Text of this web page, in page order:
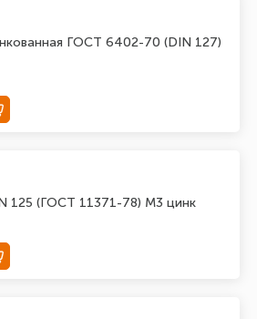
ГОСТ 6402-70 (DIN 127)
125 (ГОСТ 11371-78) М3 цинк